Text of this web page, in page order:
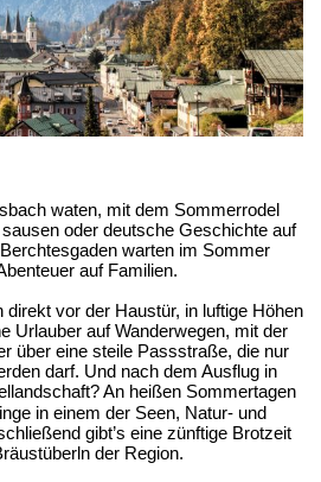
waten, mit dem Sommerrodel
oder deutsche Geschichte auf
warten im Sommer
auf Familien.
direkt vor der Haustür, in luftige Höhen
Urlauber auf Wanderwegen, mit der
über eine steile Passstraße, die nur
darf. Und nach dem Ausflug in
An heißen Sommertagen
in einem der Seen, Natur- und
gibt’s eine zünftige Brotzeit
der Region.